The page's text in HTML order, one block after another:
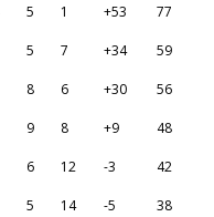
5 1 +53 77
5 7 +34 59
8 6 +30 56
9 8 +9 48
6 12 -3 42
5 14 -5 38